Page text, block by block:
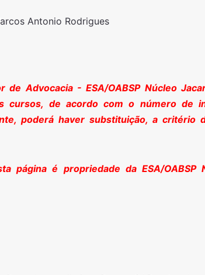
Antonio Rodrigues
de Advocacia - ESA/OABSP Núcleo
cursos, de acordo com o número de
poderá haver substituição, a critério
página é propriedade da ESA/OABSP